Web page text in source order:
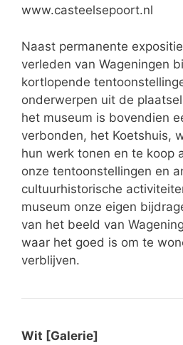
www.casteelsepoort.nl
Naast permanente
verleden van Wageningen
kortlopende
onderwerpen uit de
het museum is bovendien
verbonden, het Koetshuis,
hun werk tonen en te koop
onze tentoonstellingen en
cultuurhistorische
museum onze eigen
van het beeld van
waar het goed is om te
verblijven.
Wit [Galerie]